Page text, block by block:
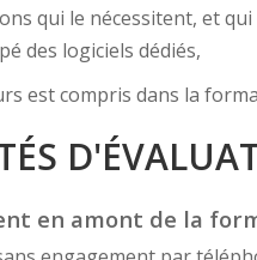
qui le nécessitent, et
des logiciels dédiés,
est compris dans la
en amont de la